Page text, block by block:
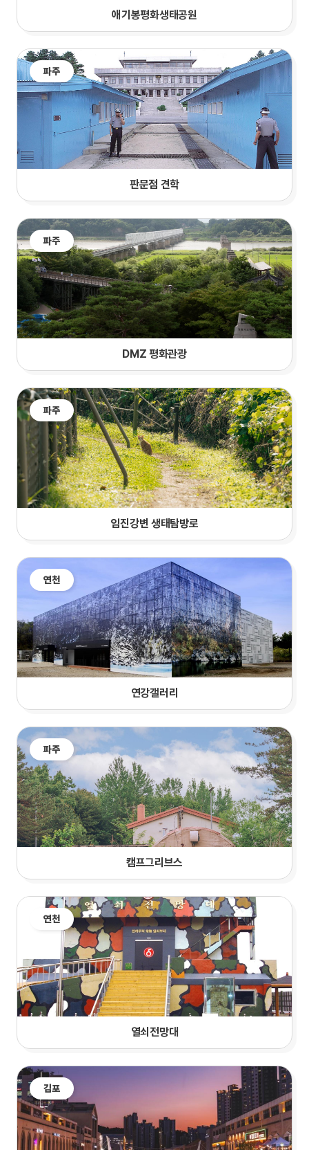
애기봉평화생태공원
파주
판문점 견학
파주
DMZ 평화관광
파주
임진강변 생태탐방로
연천
연강갤러리
파주
캠프그리브스
연천
열쇠전망대
김포